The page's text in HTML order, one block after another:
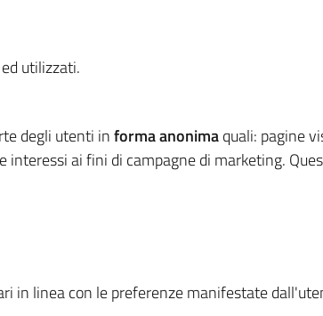
utilizzati.
degli utenti informa anonimaquali: pagine
ai fini di campagne di marketing.
in linea con le preferenze manifestate